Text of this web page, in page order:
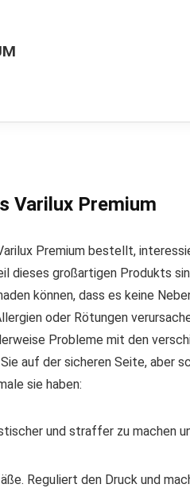
Varilux Premium
Premium bestellt,
dieses großartigen Produkts
können, dass es keine
oder Rötungen
Probleme mit den
auf der sicheren Seite, aber
sie haben:
und straffer zu machen
Reguliert den Druck und